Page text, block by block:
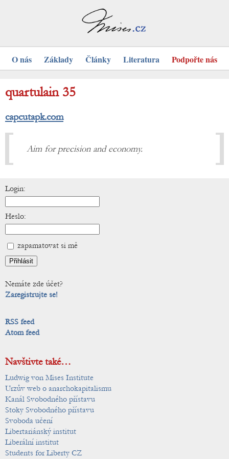
O nás Základy Články Literatura Podpořte nás
quartulain 35
capcutapk.com
Aim for precision and economy.
Login:
Heslo:
zapamatovat si mě
Nemáte zde účet?
Zaregistrujte se!
RSS feed
Atom feed
Navštivte také…
Ludwig von Mises Institute
Urzův web o anarchokapitalismu
Kanál Svobodného přístavu
Stoky Svobodného přístavu
Svoboda učení
Libertariánský institut
Liberální institut
Students for Liberty CZ